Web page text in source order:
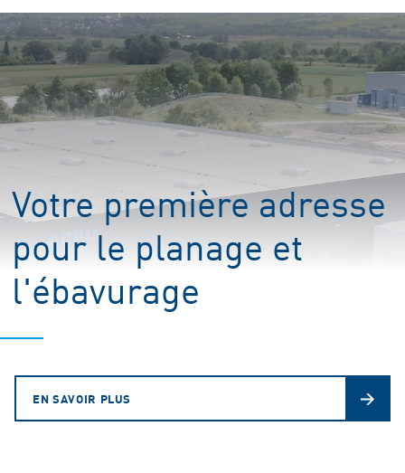
Votre première adresse
pour le planage et
l'ébavurage
EN SAVOIR PLUS